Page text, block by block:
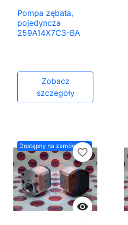
Pompa zębata,
pojedyncza
259A14X7C3-BA
Zobacz
szczegóły
Dostępny na zamówienie

favorite_border